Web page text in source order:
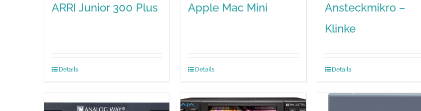
ARRI Junior 300 Plus
Details
Apple Mac Mini
Details
Ansteckmikro –
Klinke
Details